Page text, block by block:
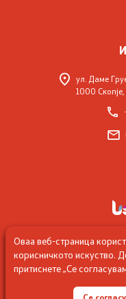
Предлог закони и
Изјава за
ул. Даме
1000
Оваа веб-страница
корисничкото искуство.
притиснете „Се